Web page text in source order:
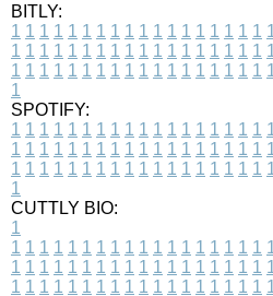
BITLY:
1 1 1 1 1 1 1 1 1 1 1 1 1 1 1 1 1 1
1 1 1 1 1 1 1 1 1 1 1 1 1 1 1 1 1 1
1 1 1 1 1 1 1 1 1 1 1 1 1 1 1 1 1 1
1
SPOTIFY:
1 1 1 1 1 1 1 1 1 1 1 1 1 1 1 1 1 1
1 1 1 1 1 1 1 1 1 1 1 1 1 1 1 1 1 1
1 1 1 1 1 1 1 1 1 1 1 1 1 1 1 1 1 1
1
CUTTLY BIO:
1
1 1 1 1 1 1 1 1 1 1 1 1 1 1 1 1 1 1
1 1 1 1 1 1 1 1 1 1 1 1 1 1 1 1 1 1
1 1 1 1 1 1 1 1 1 1 1 1 1 1 1 1 1 1